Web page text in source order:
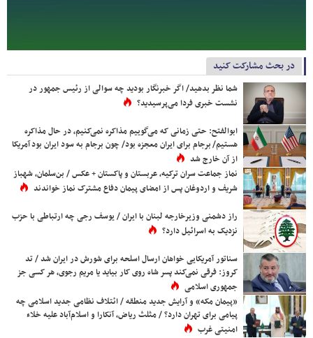
در بحث مشارکت کنید
شما نظر بدهید/ اگر خبرنگار بودید چه سوالی از رئیس جمهور در
نشست خبری فردا می‌پرسیدید؟
ابوالفتح: حتی زمانی که می‌گوییم مذاکره نمی‌کنیم، در حال مذاکره
هستیم/ برجام برای ایران معجزه بود/ چون برجام به سود ایران بود آمریکا
از آن خارج شد
نماز جماعت سران ترکیه، عربستان و پاکستان + عکس / بن‌سلمان، شهباز
شریف و اردوغان پس از امضای پیمان دفاع مشترک نماز خواندند
راز دشمنی وزیرخارجه لبنان با ایران / یوسف رجی چه ارتباطی با حزب
نزدیک به اسرائیل دارد؟
سناتور آمریکایی خواهان ارسال اسلحه برای شورش در ایران شد / تد
کروز: فرقی نمی‌کند پسر شاه روی کار بیاید یا مریم رجوی، هر کسی جز
جمهوری اسلامی
«پیمان مکه» و آرایش جدید منطقه / ائتلاف نظامی جدید اسلامی چه
پیامی برای تهران دارد؟ / مثلث ریاض، آنکارا و اسلام‌آباد علیه خلاء
امنیتی غرب